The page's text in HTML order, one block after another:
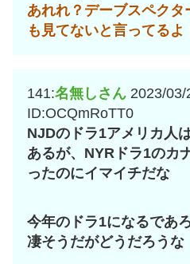
あれれ？デーブスペク
も見てないと言ってるよ
141:名無しさん 2023/
ID:OCQmRoTT0
NJDのドラ1アメリカ人
あるが、NYRドラ1のカ
ったのにイマイチだな
今年のドラ1になるであ
凄そうだがどうだろうな